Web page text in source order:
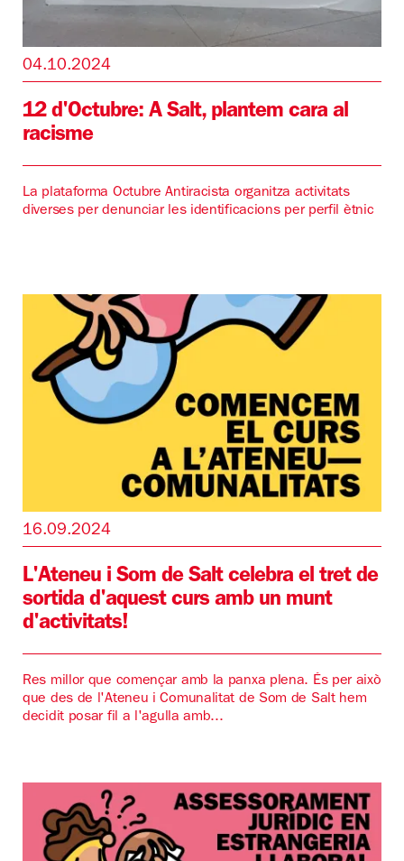
04.10.2024
12 d'Octubre: A Salt, plantem cara al
racisme
La plataforma Octubre Antiracista organitza activitats
diverses per denunciar les identificacions per perfil ètnic
16.09.2024
L'Ateneu i Som de Salt celebra el tret de
sortida d'aquest curs amb un munt
d'activitats!
Res millor que començar amb la panxa plena. És per això
que des de l'Ateneu i Comunalitat de Som de Salt hem
decidit posar fil a l'agulla amb...